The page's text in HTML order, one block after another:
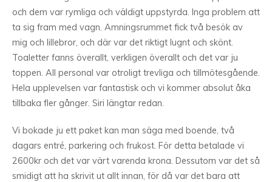
och dem var rymliga och väldigt uppstyrda. Inga problem att
ta sig fram med vagn. Amningsrummet fick två besök av
mig och lillebror, och där var det riktigt lugnt och skönt.
Toaletter fanns överallt, verkligen överallt och det var ju
toppen. All personal var otroligt trevliga och tillmötesgående.
Hela upplevelsen var fantastisk och vi kommer absolut åka
tillbaka fler gånger. Siri längtar redan.
Vi bokade ju ett paket kan man säga med boende, två
dagars entré, parkering och frukost. För detta betalade vi
2600kr och det var värt varenda krona. Dessutom var det så
smidigt att ha skrivit ut allt innan, för då var det bara att